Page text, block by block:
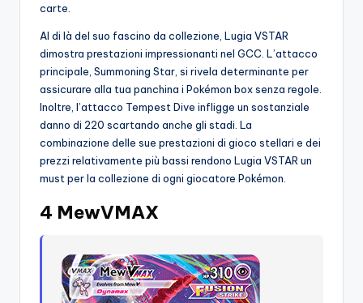
carte.
Al di là del suo fascino da collezione, Lugia VSTAR
dimostra prestazioni impressionanti nel GCC. L’attacco
principale, Summoning Star, si rivela determinante per
assicurare alla tua panchina i Pokémon box senza regole.
Inoltre, l’attacco Tempest Dive infligge un sostanziale
danno di 220 scartando anche gli stadi. La
combinazione delle sue prestazioni di gioco stellari e dei
prezzi relativamente più bassi rendono Lugia VSTAR un
must per la collezione di ogni giocatore Pokémon.
4 MewVMAX